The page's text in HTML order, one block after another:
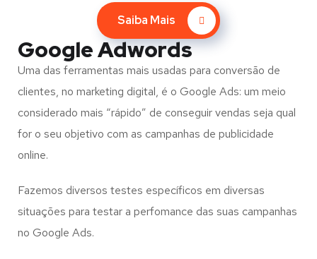
Saiba Mais
Google Adwords
Uma das ferramentas mais usadas para conversão de
clientes, no marketing digital, é o Google Ads: um meio
considerado mais “rápido” de conseguir vendas seja qual
for o seu objetivo com as campanhas de publicidade
online.
Fazemos diversos testes específicos em diversas
situações para testar a perfomance das suas campanhas
no Google Ads.